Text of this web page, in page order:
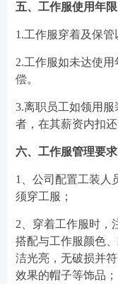
五、工作服使用年限
1.工作服穿着及保管
2.工作服如未达使
偿。
3.离职员工如领用
者，在其薪资内扣还
六、工作服管理要求
1、公司配置工装人
须穿工服；
2、穿着工作服时，
搭配与工作服颜色
洁光亮，无破损并
效果的帽子等饰品；